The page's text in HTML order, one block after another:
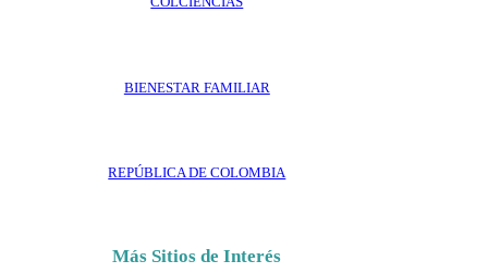
BIENESTAR FAMILIAR
REPÚBLICA DE COLOMBIA
Más Sitios de Interés